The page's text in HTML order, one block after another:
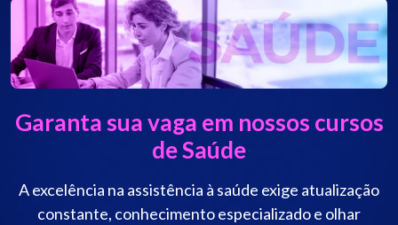
Garanta sua vaga em nossos cursos
de Saúde
A excelência na assistência à saúde exige atualização
constante, conhecimento especializado e olhar